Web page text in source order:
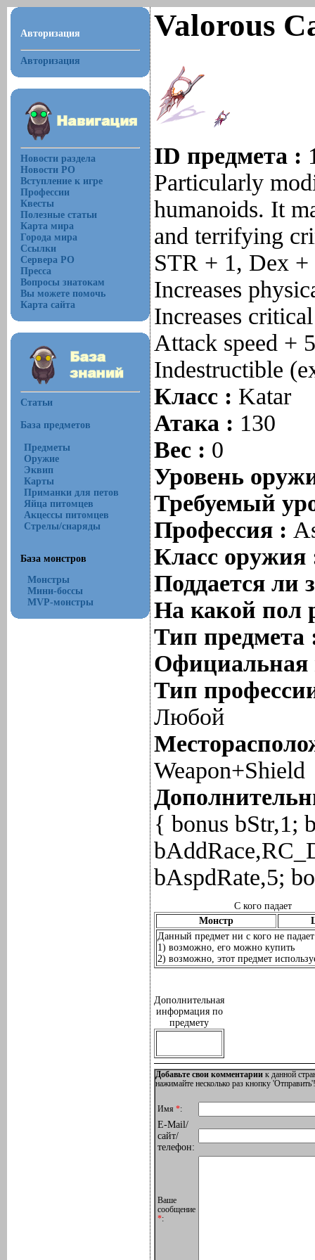
Авторизация
Авторизация
Новости раздела
Новости РО
Вступление к игре
Профессии
Квесты
Полезные статьи
Карта мира
Города мира
Ссылки
Сервера РО
Пресса
Вопросы знатокам
Вы можете помочь
Карта сайта
Статьи
База предметов
Предметы
Оружие
Эквип
Карты
Приманки для петов
Яйца питомцев
Акцессы питомцев
Стрелы/снаряды
База монстров
Монстры
Мини-боссы
MVP-монстры
Valorous
ID предмета :
Particularly
humanoids. It
and terrifying
STR + 1, Dex
Increases
Increases
Attack speed +
Indestructible
Класс : Katar
Атака : 130
Вес : 0
Уровень
Требуемый
Профессия :
Класс
Поддается ли
На какой пол
Тип
Тип
Любой
Weapon+Shield
{ bonus bStr,1;
bAspdRate,5;
С кого падает
Монстр
Данный предмет ни с кого не падает
1) возможно, его можно купить
2) возможно, этот предмет
Дополнительная
информация по
предмету
Добавьте свои комментарии к данной
нажимайте несколько раз кнопку
Имя*:
E-Mail/
сайт/
телефон:
Ваше
сообщение
*: